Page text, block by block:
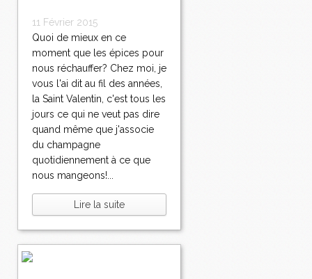
11 Février 2015
Quoi de mieux en ce
moment que les épices pour
nous réchauffer? Chez moi, je
vous l'ai dit au fil des années,
la Saint Valentin, c'est tous les
jours ce qui ne veut pas dire
quand même que j'associe
du champagne
quotidiennement à ce que
nous mangeons!...
Lire la suite